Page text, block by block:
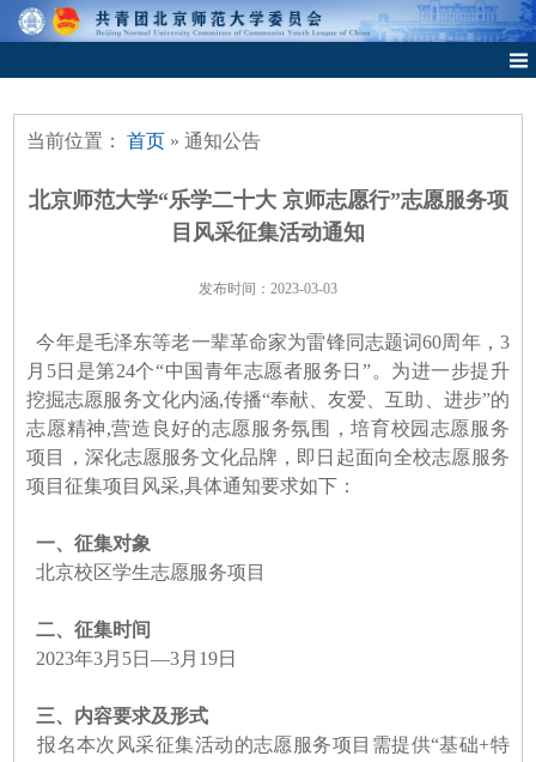
当前位置：首页 » 通知公告
北京师范大学“乐学二十大 京师志愿行”志愿服务项
目风采征集活动通知
发布时间：2023-03-03
今年是毛泽东等老一辈革命家为雷锋同志题词60周年，3
月5日是第24个“中国青年志愿者服务日”。为进一步提升
挖掘志愿服务文化内涵,传播“奉献、友爱、互助、进步”的
志愿精神,营造良好的志愿服务氛围，培育校园志愿服务
项目，深化志愿服务文化品牌，即日起面向全校志愿服务
项目征集项目风采,具体通知要求如下：
一、征集对象
北京校区学生志愿服务项目
二、征集时间
2023年3月5日—3月19日
三、内容要求及形式
报名本次风采征集活动的志愿服务项目需提供“基础+特